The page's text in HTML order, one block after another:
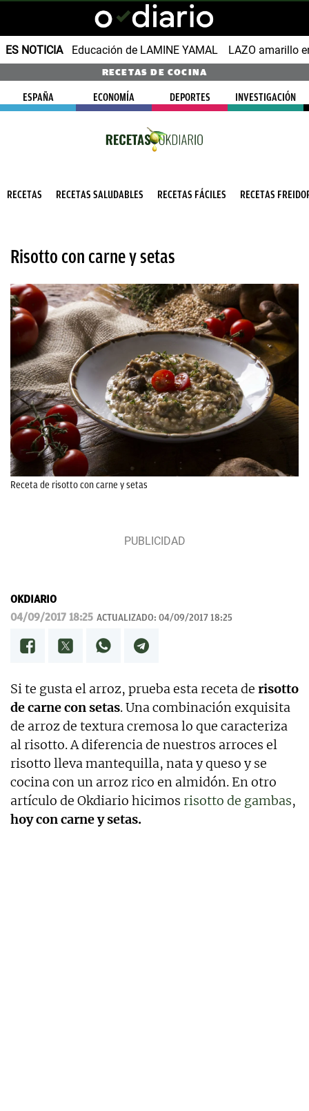
ES NOTICIA Educación de LAMINE YAMAL LAZO amarillo
RECETAS DE COCINA
ESPAÑA ECONOMÍA DEPORTES INVESTIGACIÓN
RECETAS RECETAS SALUDABLES RECETAS FÁCILES RECETAS
Risotto con carne y setas
Receta de risotto con carne y setas
OKDIARIO
04/09/2017 18:25 ACTUALIZADO: 04/09/2017 18:25
Si te gusta el arroz, prueba esta receta de risotto
de carne con setas. Una combinación exquisita
de arroz de textura cremosa lo que caracteriza
al risotto. A diferencia de nuestros arroces el
risotto lleva mantequilla, nata y queso y se
cocina con un arroz rico en almidón. En otro
artículo de Okdiario hicimos risotto de gambas,
hoy con carne y setas.